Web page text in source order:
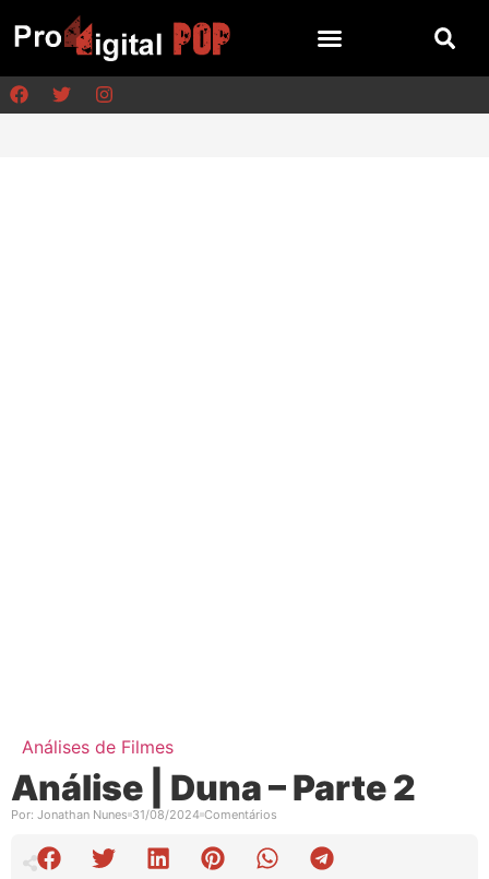
Análises de Filmes
Análise | Duna – Parte 2
Por: Jonathan Nunes 31/08/2024 Comentários